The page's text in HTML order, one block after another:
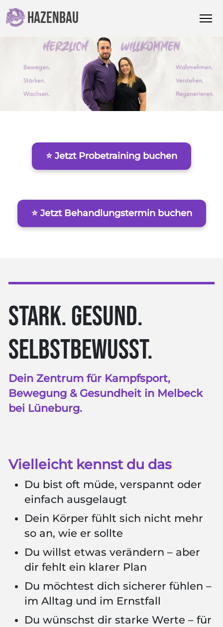
HAZENBAU
⭐ Jetzt Probetraining buchen
⭐ Jetzt Behandlungstermin buchen
STARK. GESUND.
SELBSTBEWUSST.
Dein Zentrum für Kampfsport,
Bewegung & Gesundheit in Melbeck
bei Lüneburg.
Vielleicht kennst du das
Du bist oft müde, verspannt oder
einfach ausgelaugt
Dein Körper fühlt sich nicht mehr
so an, wie er sollte
Du willst etwas verändern – aber
dir fehlt ein klarer Plan
Du möchtest dich sicherer fühlen –
im Alltag und im Ernstfall
Du wünschst dir starke Werte – für